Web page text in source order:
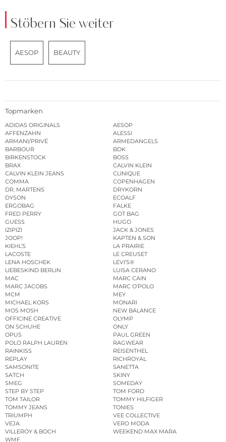
Stöbern Sie weiter
AESOP BEAUTY
Topmarken
ADIDAS ORIGINALS
AESOP
AFFENZAHN
ALESSI
ARMANI/PRIVÉ
ARMEDANGELS
BARBOUR
BDK
BIRKENSTOCK
BOSS
BRAX
CALVIN KLEIN
CALVIN KLEIN JEANS
CLINIQUE
COMMA
COPENHAGEN
DR. MARTENS
DRYKORN
DYSON
ECOALF
ERGOBAG
FALKE
FRED PERRY
GOT BAG
GUESS
HUGO
IZIPIZI
JACK & JONES
JOOP!
KAPTEN & SON
KIEHL’S
LA PRAIRIE
LACOSTE
LE CREUSET
LENA HOSCHEK
LEVI’S®
LIEBESKIND BERLIN
LUISA CERANO
MAC
MARC CAIN
MARC JACOBS
MARC O’POLO
MCM
MEY
MICHAEL KORS
MONARI
MOS MOSH
NEW BALANCE
OFFICINE CREATIVE
OLYMP
ON SCHUHE
ONLY
OPUS
PAUL GREEN
POLO RALPH LAUREN
RAGWEAR
RAINKISS
REISENTHEL
REPLAY
RICHROYAL
SAMSONITE
SANETTA
SATCH
SKINY
SMEG
SOMEDAY
STEP BY STEP
TOM FORD
TOM TAILOR
TOMMY HILFIGER
TOMMY JEANS
TONIES
TRIUMPH
VEE COLLECTIVE
VEJA
VERO MODA
VILLEROY & BOCH
WEEKEND MAX MARA
WMF